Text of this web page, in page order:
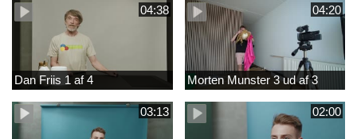
04:38
Dan Friis 1 af 4
04:20
Morten Munster 3 ud af 3
03:13 02:00